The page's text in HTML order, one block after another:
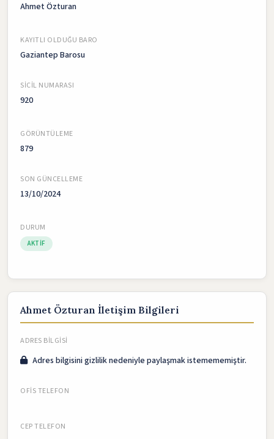
Ahmet Özturan
KAYITLI OLDUĞU BARO
Gaziantep Barosu
SICIL NUMARASI
920
GÖRÜNTÜLEME
879
SON GÜNCELLEME
13/10/2024
DURUM
AKTIF
Ahmet Özturan İletişim Bilgileri
ADRES BILGISI
Adres bilgisini gizlilik nedeniyle paylaşmak istemememiştir.
OFIS TELEFON
CEP TELEFON